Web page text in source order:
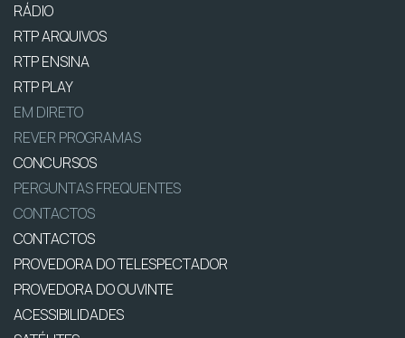
RÁDIO
RTP ARQUIVOS
RTP ENSINA
RTP PLAY
EM DIRETO
REVER PROGRAMAS
CONCURSOS
PERGUNTAS FREQUENTES
CONTACTOS
CONTACTOS
PROVEDORA DO TELESPECTADOR
PROVEDORA DO OUVINTE
ACESSIBILIDADES